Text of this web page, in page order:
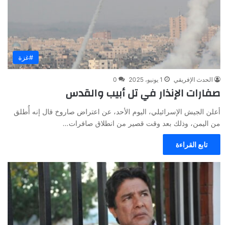
#غزة
الحدث الإفريقي 1 يونيو، 2025 0
صفارات الإنذار في تل أبيب والقدس
أعلن الجيش الإسرائيلي، اليوم الأحد، عن اعتراض صاروخ قال إنه أُطلق
من اليمن، وذلك بعد وقت قصير من انطلاق صافرات…
تابع القراءة